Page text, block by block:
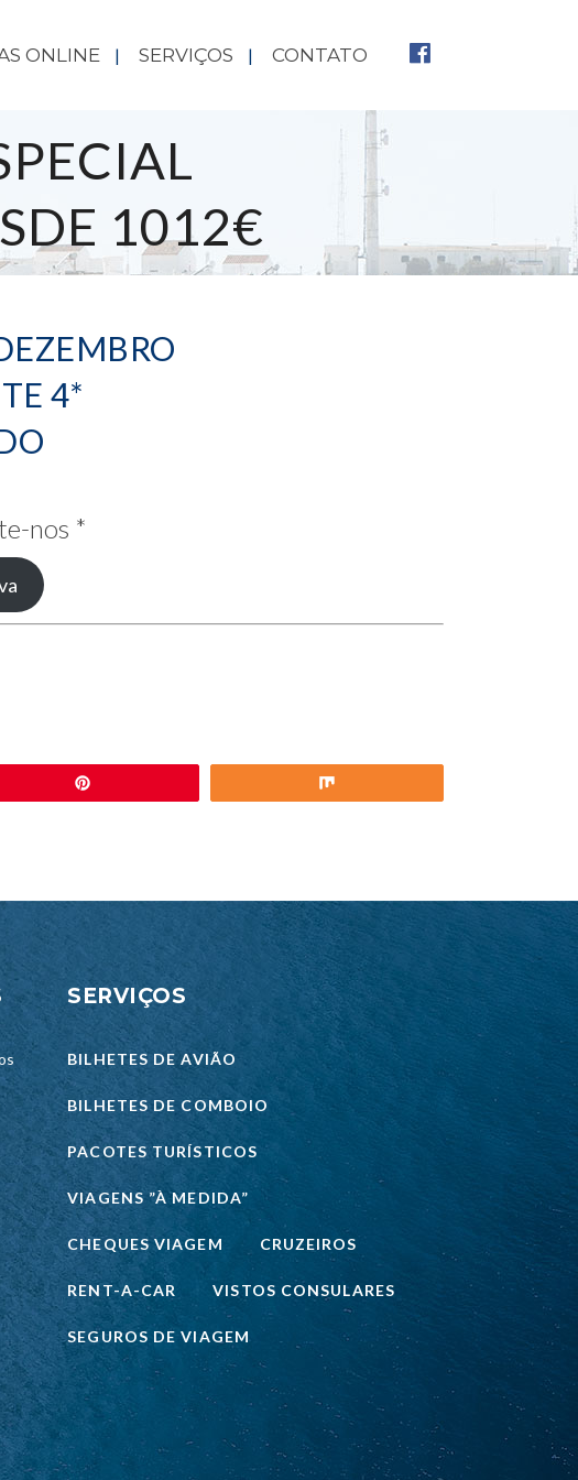
ONLINE SERVIÇOS CONTATO
1012€
4*
nos *
SERVIÇOS
BILHETES DE AVIÃO
BILHETES DE COMBOIO
PACOTES TURÍSTICOS
VIAGENS ”À MEDIDA”
CHEQUES VIAGEM CRUZEIROS
RENT-A-CAR VISTOS CONSULARES
SEGUROS DE VIAGEM